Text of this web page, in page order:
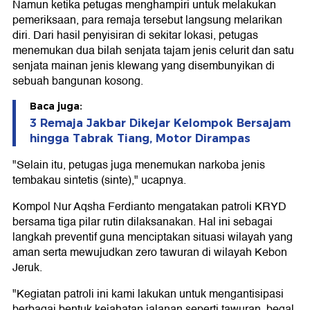
Namun ketika petugas menghampiri untuk melakukan
pemeriksaan, para remaja tersebut langsung melarikan
diri. Dari hasil penyisiran di sekitar lokasi, petugas
menemukan dua bilah senjata tajam jenis celurit dan satu
senjata mainan jenis klewang yang disembunyikan di
sebuah bangunan kosong.
Baca juga:
3 Remaja Jakbar Dikejar Kelompok Bersajam
hingga Tabrak Tiang, Motor Dirampas
"Selain itu, petugas juga menemukan narkoba jenis
tembakau sintetis (sinte)," ucapnya.
Kompol Nur Aqsha Ferdianto mengatakan patroli KRYD
bersama tiga pilar rutin dilaksanakan. Hal ini sebagai
langkah preventif guna menciptakan situasi wilayah yang
aman serta mewujudkan zero tawuran di wilayah Kebon
Jeruk.
"Kegiatan patroli ini kami lakukan untuk mengantisipasi